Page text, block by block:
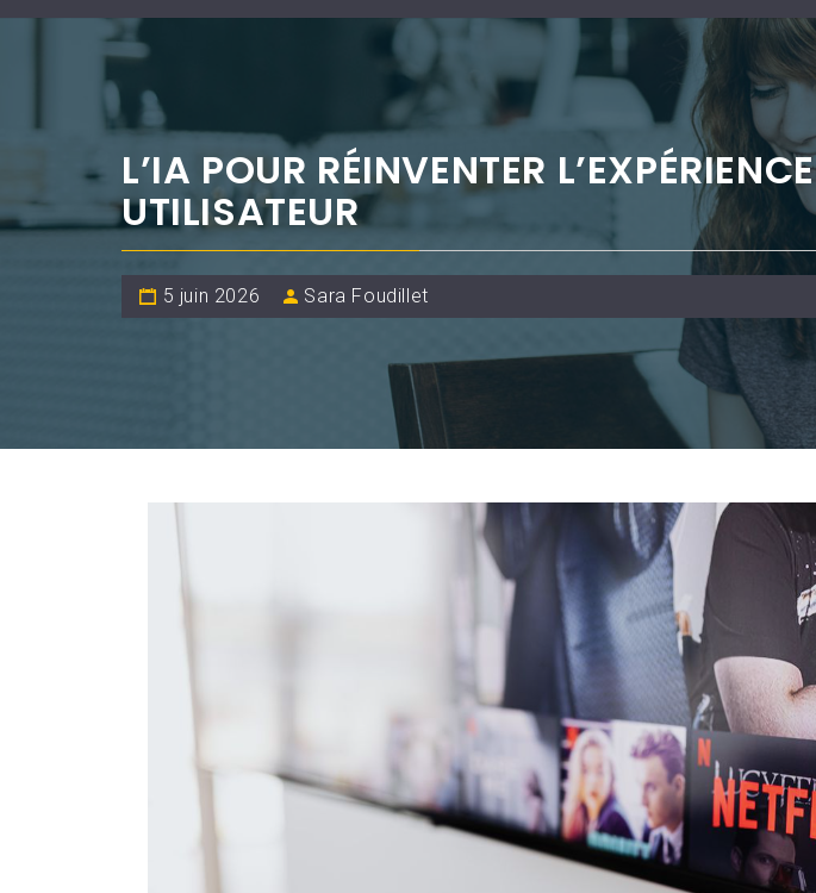
L’IA POUR RÉINVENTER L’EXPÉRIENCE
UTILISATEUR
5 juin 2026 Sara Foudillet